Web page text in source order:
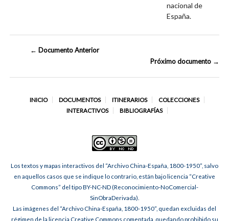
nacional de
España.
← Documento Anterior
Próximo documento →
INICIO DOCUMENTOS ITINERARIOS
COLECCIONES
INTERACTIVOS
BIBLIOGRAFÍAS
Los textos y mapas interactivos del “Archivo China-España, 1800-1950”, salvo
en aquellos casos que se indique lo contrario, están bajo licencia “Creative
Commons” del tipo BY-NC-ND (Reconocimiento-NoComercial-
SinObraDerivada).
Las imágenes del “Archivo China-España, 1800-1950”, quedan excluidas del
régimen de la licencia Creative Commons comentada, quedando prohibido su